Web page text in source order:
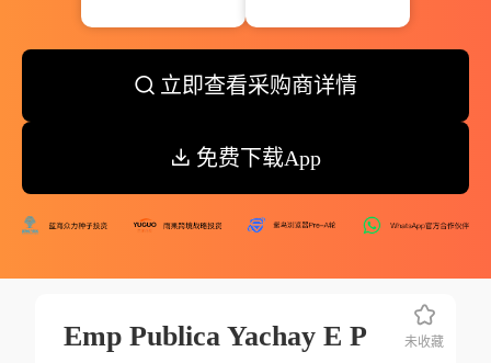
立即查看采购商详情
免费下载App
Emp Publica Yachay E P 未收藏